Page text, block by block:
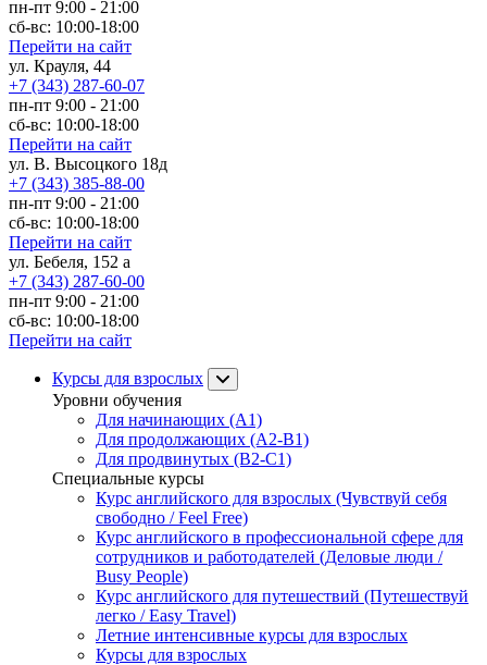
пн-пт 9:00 - 21:00
сб-вс: 10:00-18:00
Перейти на сайт
ул. Крауля, 44
+7 (343) 287-60-07
пн-пт 9:00 - 21:00
сб-вс: 10:00-18:00
Перейти на сайт
ул. В. Высоцкого 18д
+7 (343) 385-88-00
пн-пт 9:00 - 21:00
сб-вс: 10:00-18:00
Перейти на сайт
ул. Бебеля, 152 а
+7 (343) 287-60-00
пн-пт 9:00 - 21:00
сб-вс: 10:00-18:00
Перейти на сайт
Курсы для взрослых
Уровни обучения
Для начинающих (A1)
Для продолжающих (A2-B1)
Для продвинутых (B2-C1)
Специальные курсы
Курс английского для взрослых (Чувствуй себя
свободно / Feel Free)
Курс английского в профессиональной сфере для
сотрудников и работодателей (Деловые люди /
Busy People)
Курс английского для путешествий (Путешествуй
легко / Easy Travel)
Летние интенсивные курсы для взрослых
Курсы для взрослых